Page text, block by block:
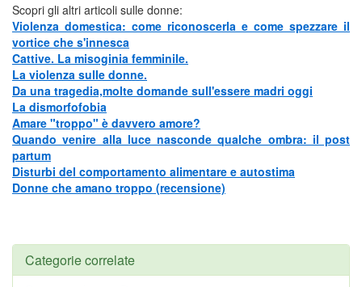
Scopri gli altri articoli sulle donne:
Violenza domestica: come riconoscerla e come spezzare il
vortice che s'innesca
Cattive. La misoginia femminile.
La violenza sulle donne.
Da una tragedia,molte domande sull'essere madri oggi
La dismorfofobia
Amare "troppo" è davvero amore?
Quando venire alla luce nasconde qualche ombra: il post
partum
Disturbi del comportamento alimentare e autostima
Donne che amano troppo (recensione)
Categorie correlate